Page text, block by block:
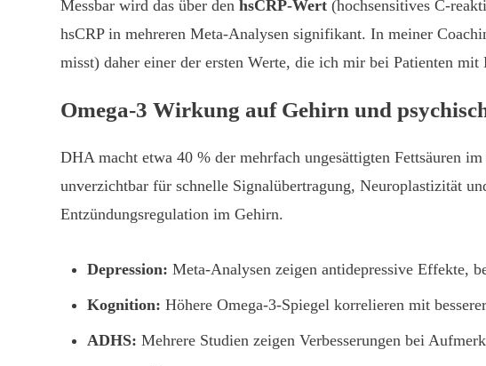
Messbar wird das über den hsCRP-Wert (hochsensitives C-
hsCRP in mehreren Meta-Analysen signifikant. In meiner
misst) daher einer der ersten Werte, die ich mir bei Patienten
Omega-3 Wirkung auf Gehirn und
DHA macht etwa 40 % der mehrfach ungesättigten Fettsäuren
unverzichtbar für schnelle Signalübertragung, Neuroplastizität
Entzündungsregulation im Gehirn.
Depression: Meta-Analysen zeigen antidepressive Effekte,
Kognition: Höhere Omega-3-Spiegel korrelieren mit
ADHS: Mehrere Studien zeigen Verbesserungen bei